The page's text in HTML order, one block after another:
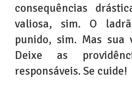
consequências
valiosa, sim. O
punido, sim. Mas sua
Deixe as
responsáveis. Se cuide!